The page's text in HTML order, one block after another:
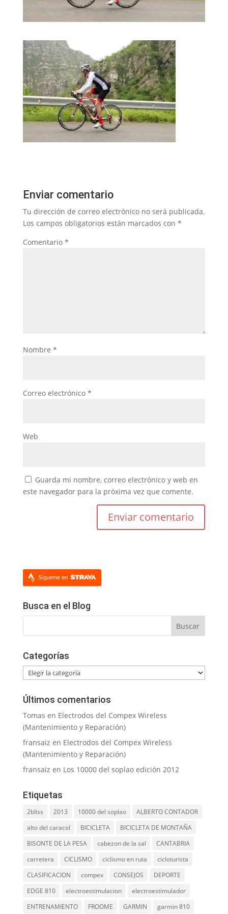
Enviar comentario
Tu dirección de correo electrónico no será publicada.
Los campos obligatorios están marcados con *
Comentario *
Nombre *
Correo electrónico *
Web
Guarda mi nombre, correo electrónico y web en
este navegador para la próxima vez que comente.
Sígueme en
Busca en el Blog
Categorías
Categorías
Últimos comentarios
Tomas en Electrodos del Compex Wireless
(Mantenimiento y Reparación)
fransaiz en Electrodos del Compex Wireless
(Mantenimiento y Reparación)
fransaiz en Los 10000 del soplao edición 2012
Etiquetas
2bliss 2013 10000 del soplao
ALBERTO CONTADOR
alto del caracol
BICICLETA
BICICLETA DE MONTAÑA
BISONTE DE LA PESA
cabezon de la sal
CANTABRIA
carretera
CICLISMO ciclismo en ruta
cicloturista
CLASIFICACION
compex CONSEJOS
DEPORTE
EDGE 810
electroestimulacion
electroestimulador
ENTRENAMIENTO
FROOME GARMIN garmin 810